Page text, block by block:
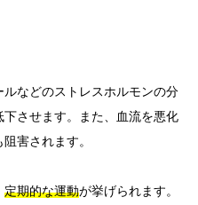
ルなどのストレスホルモンの分
させます。また、血流を悪化
害されます。
定期的な運動が挙げられます。